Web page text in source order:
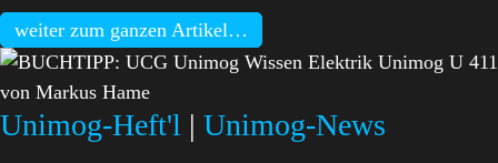
weiter zum ganzen Artikel…
Unimog-Heft'l | Unimog-News